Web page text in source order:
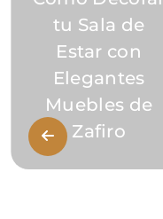
tu Sala de
Estar con
Elegantes
Muebles de
Zafiro